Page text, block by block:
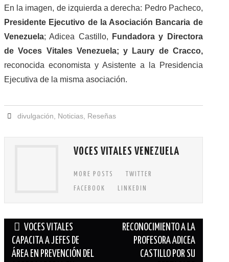
En la imagen, de izquierda a derecha: Pedro Pacheco,
Presidente Ejecutivo de la Asociación Bancaria de
Venezuela; Adicea Castillo,
Fundadora y Directora
de Voces Vitales Venezuela; y Laury de Cracco,
reconocida economista y Asistente a la Presidencia
Ejecutiva de la misma asociación.
divulgación Noticias Reseñas
VOCES VITALES VENEZUELA
MORE POSTS
TWITTER
FACEBOOK
LINKEDIN
Navegación de entradas
VOCES VITALES
CAPACITA A JEFES DE
ÁREA EN PREVENCIÓN DEL
RECONOCIMIENTO A LA
PROFESORA ADICEA
CASTILLO POR SU